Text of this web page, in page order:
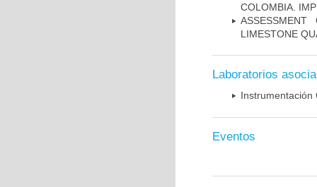
COLOMBIA.
LIMESTONE
Laboratorios
Instrumentación
Eventos